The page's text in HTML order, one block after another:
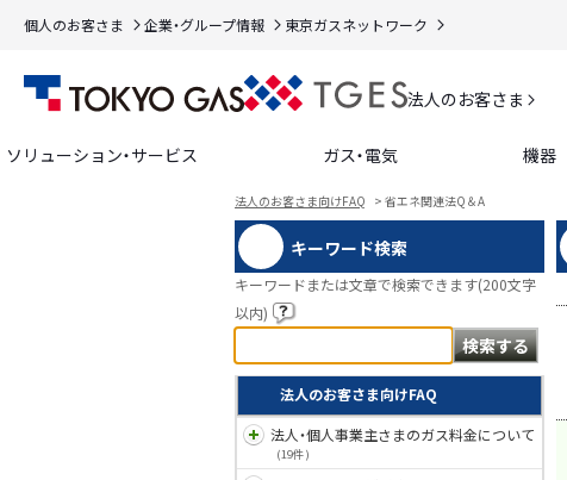
個人のお客さま 企業・グループ情報 東京ガスネットワーク
法人のお客さま
ソリューション・サービス ガス・電気 機器
法人のお客さま向けFAQ > 省エネ関連法Q＆A
キーワード検索
キーワードまたは文章で検索できます(200文字
以内)
法人のお客さま向けFAQ
法人・個人事業主さまのガス料金について
(19件)